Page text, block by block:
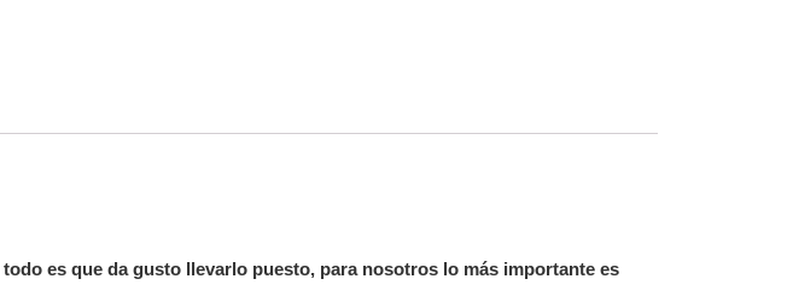
es que da gusto llevarlo puesto, para nosotros lo más importante es